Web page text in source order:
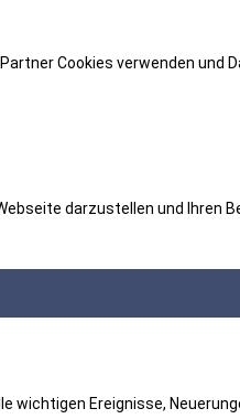
Cookies verwenden
darzustellen und
Ereignisse,